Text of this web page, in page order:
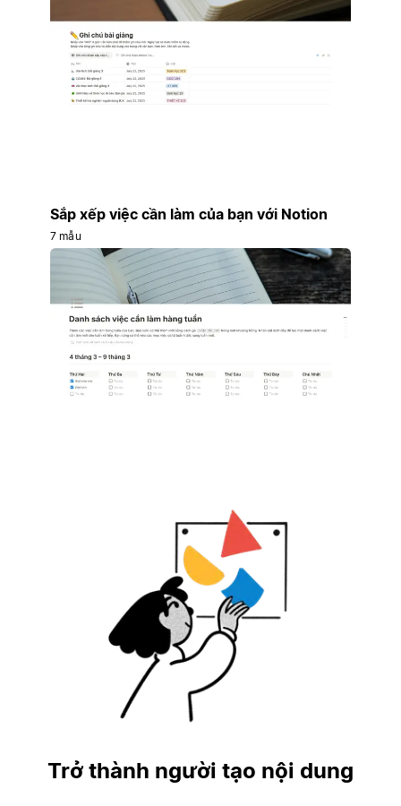
Sắp xếp việc cần làm của bạn với Notion
7 mẫu
Trở thành người tạo nội dung